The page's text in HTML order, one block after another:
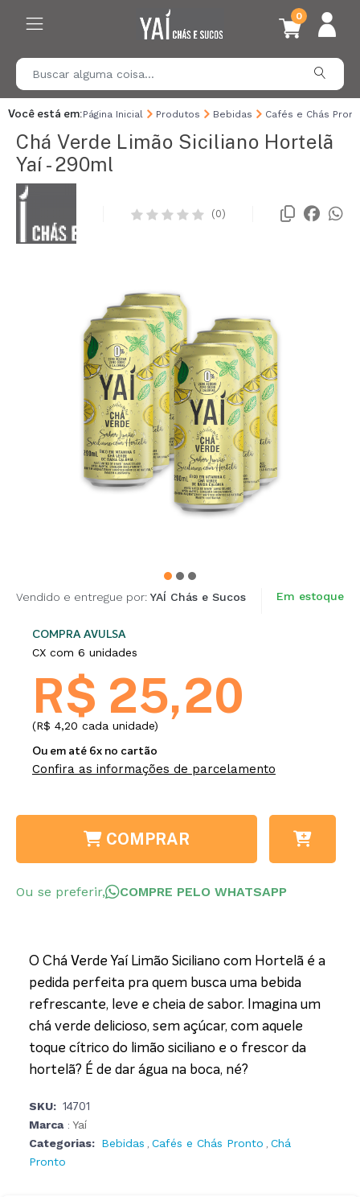
0
Você está em:Página Inicial Produtos Bebidas Cafés e Chás
Chá Verde Limão Siciliano Hortelã
Yaí - 290ml
(0)
Vendido e entregue por: YAÍ Chás e Sucos Em estoque
COMPRA AVULSA
CX com 6 unidades
R$ 25,20
(R$ 4,20 cada unidade)
Ou em até 6x no cartão
Confira as informações de parcelamento
COMPRAR
Ou se preferir, COMPRE PELO WHATSAPP
O Chá Verde Yaí Limão Siciliano com Hortelã é a
pedida perfeita pra quem busca uma bebida
refrescante, leve e cheia de sabor. Imagina um
chá verde delicioso, sem açúcar, com aquele
toque cítrico do limão siciliano e o frescor da
hortelã? É de dar água na boca, né?
SKU: 14701
Marca : Yaí
Categorias: Bebidas , Cafés e Chás Pronto , Chá
Pronto